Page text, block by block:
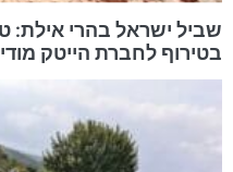
שביל ישראל בהרי אילת:
בטירוף לחברת הייטק